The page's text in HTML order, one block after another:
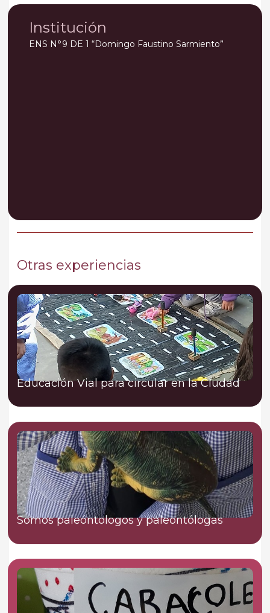
Institución
ENS N°9 DE 1 “Domingo Faustino Sarmiento”
Otras experiencias
Educación Vial para circular en la Ciudad
Somos paleóntologos y paleontólogas